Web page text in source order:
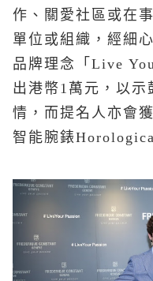
作、關愛社區或在
單位或組織，經細
品牌理念「Live
出港幣1萬元，以
情，而提名人亦會
智能腕錶